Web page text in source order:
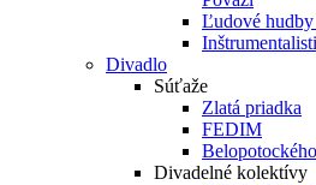
Ľudové
Divadlo
Súťaže
Zlatá priadka
FEDIM
Divadelné kolektívy